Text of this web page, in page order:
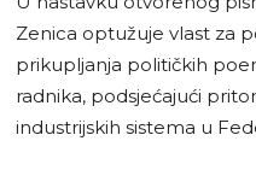
Zenica optužuje vlast za
prikupljanja političkih
radnika, podsjećajući
industrijskih sistema u